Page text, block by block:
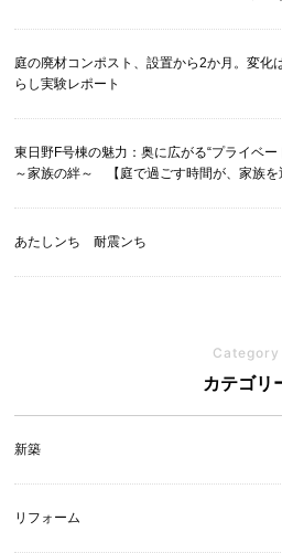
庭の廃材コンポスト、設置から2か月。変化
らし実験レポート
東日野F号棟の魅力：奥に広がる“プライベ
～家族の絆～ 【庭で過ごす時間が、家族を
あたしンち 耐震ンち
Category
カテゴリ
新築
リフォーム